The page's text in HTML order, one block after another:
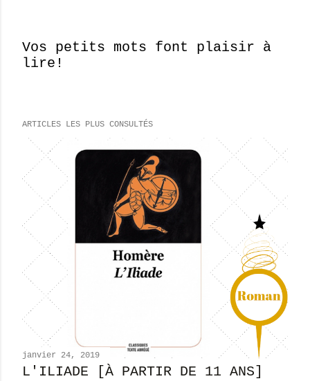
E
g
t
r
c
m
n
t
Vos petits mots font plaisir à
lire!
ARTICLES LES PLUS CONSULTÉS
janvier 24, 2019
L'ILIADE [À PARTIR DE 11 ANS]